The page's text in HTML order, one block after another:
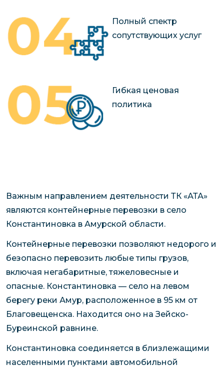
Полный спектр
сопутствующих услуг
Гибкая ценовая
политика
Важным направлением деятельности ТК «АТА»
являются контейнерные перевозки в село
Константиновка в Амурской области.
Контейнерные перевозки позволяют недорого и
безопасно перевозить любые типы грузов,
включая негабаритные, тяжеловесные и
опасные. Константиновка — село на левом
берегу реки Амур, расположенное в 95 км от
Благовещенска. Находится оно на Зейско-
Буреинской равнине.
Константиновка соединяется в близлежащими
населенными пунктами автомобильной